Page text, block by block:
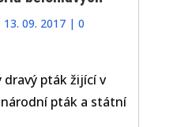
13. 09. 2017 |0
dravý pták žijící v
národní pták a státní